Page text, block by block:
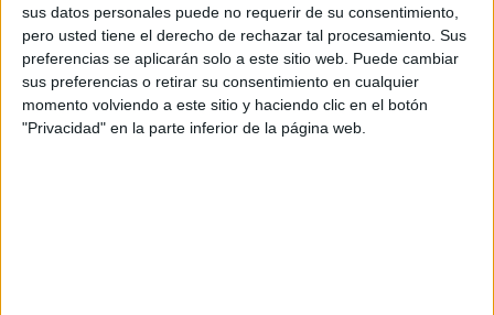
sus datos personales puede no requerir de su consentimiento,
pero usted tiene el derecho de rechazar tal procesamiento. Sus
preferencias se aplicarán solo a este sitio web. Puede cambiar
sus preferencias o retirar su consentimiento en cualquier
momento volviendo a este sitio y haciendo clic en el botón
"Privacidad" en la parte inferior de la página web.
hasta su base fija en nuestra ciudad. Se sospecha que el
grupo había salido desde Ceuta, es decir, eran menores
que querían abandonar nuestra ciudad en dirección a la
Península.